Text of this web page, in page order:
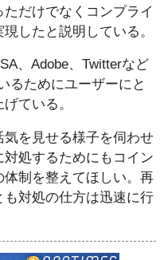
だけでなくコンプライ
したと説明している。
、Adobe、Twitterなど
るためにユーザーにと
ている。
を見せる様子を伺わせ
処するためにもコイン
制を整えてほしい。再
対処の仕方は迅速に行